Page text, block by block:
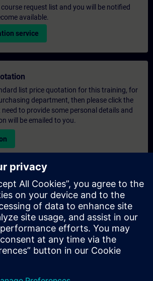
request list and you will be notified
available.
service
list price quotation for this training, for
department, then please click the
need to provide some personal details and
will be emailed to you.
Enquiry
enquiry form below if you require a
training course either on-site, virtually
centre. This type of request would be
( 6 and above). After providing your
training requirements, you will receive a
Quotation